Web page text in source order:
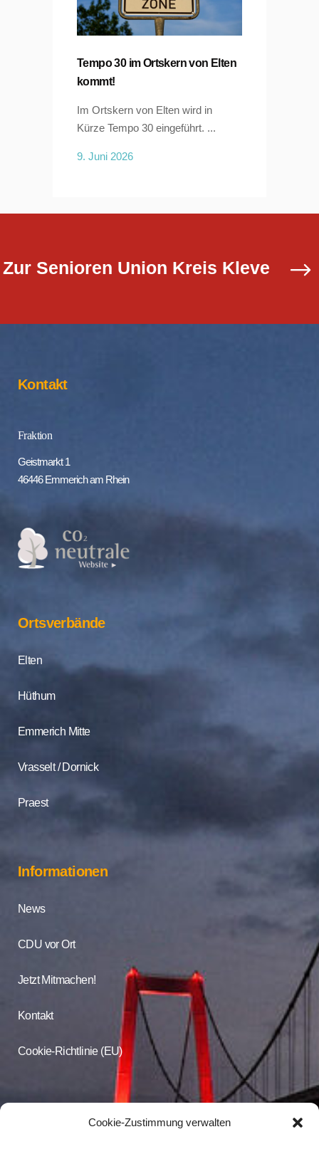
Cookie-Zustimmung verwalten
Tempo 30 im Ortskern von Elten
kommt!
Im Ortskern von Elten wird in
Kürze Tempo 30 eingeführt. ...
9. Juni 2026
Zur Senioren Union Kreis Kleve
Kontakt
Fraktion
Geistmarkt 1
46446 Emmerich am Rhein
Ortsverbände
Elten
Hüthum
Emmerich Mitte
Vrasselt / Dornick
Praest
Informationen
News
CDU vor Ort
Jetzt Mitmachen!
Kontakt
Cookie-Richtlinie (EU)
CDU Online